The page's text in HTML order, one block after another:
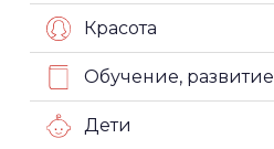
Красота
Обучение, развитие
Дети